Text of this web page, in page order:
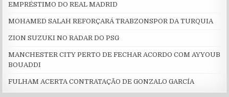
EMPRÉSTIMO DO REAL MADRID
MOHAMED SALAH REFORÇARÁ TRABZONSPOR DA TURQUIA
ZION SUZUKI NO RADAR DO PSG
MANCHESTER CITY PERTO DE FECHAR ACORDO COM AYYOUB
BOUADDI
FULHAM ACERTA CONTRATAÇÃO DE GONZALO GARCÍA